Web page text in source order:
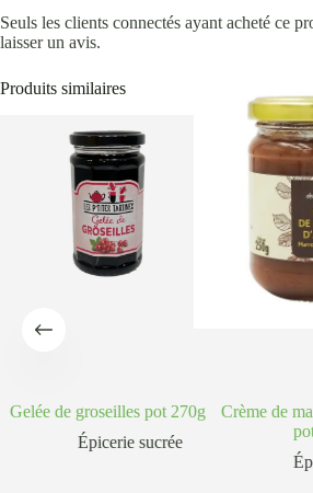
Seuls les clients connectés ayant acheté ce
laisser un avis.
Produits similaires
Gelée de groseilles pot 270g
Épicerie sucrée
Crème de